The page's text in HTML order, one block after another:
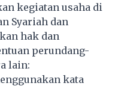
kegiatan usaha di
Syariah dan
hak dan
perundang-
lain:
kata